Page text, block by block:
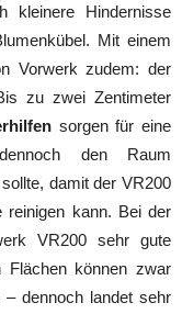
kleinere Hindernisse
Mit einem
Vorwerk zudem: der
zu zwei Zentimeter
sorgen für eine
den Raum
damit der VR200
reinigen kann. Bei der
VR200 sehr gute
Flächen können zwar
dennoch landet sehr